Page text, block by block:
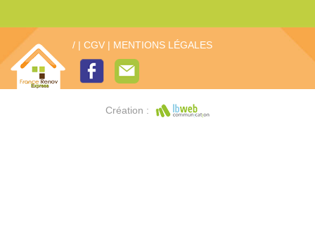
/ | CGV | MENTIONS LÉGALES
Création :